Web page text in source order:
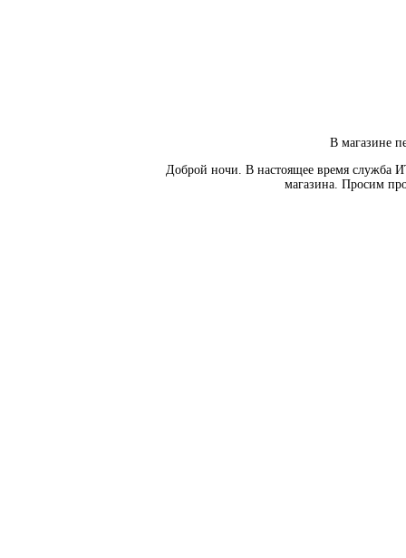
В магазине
Доброй ночи. В настоящее время служба
магазина. Просим